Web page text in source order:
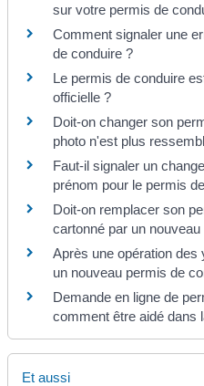
sur votre permis de
Comment signaler une
de conduire ?
Le permis de conduire
officielle ?
Doit-on changer son
photo n'est plus
Faut-il signaler un
prénom pour le permis
Doit-on remplacer son
cartonné par un
Après une opération des
un nouveau permis de
Demande en ligne de
comment être aidé dans
Et aussi